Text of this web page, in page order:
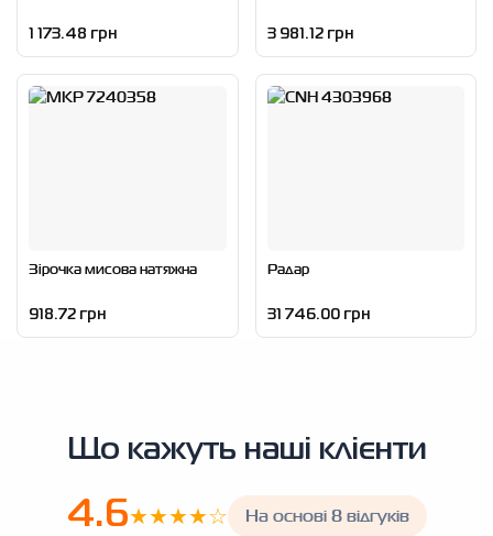
1 173.48 грн 3 981.12 грн
Зірочка мисова натяжна
918.72 грн
Радар
31 746.00 грн
Що кажуть наші клієнти
4.6★★★★☆ На основі 8 відгуків